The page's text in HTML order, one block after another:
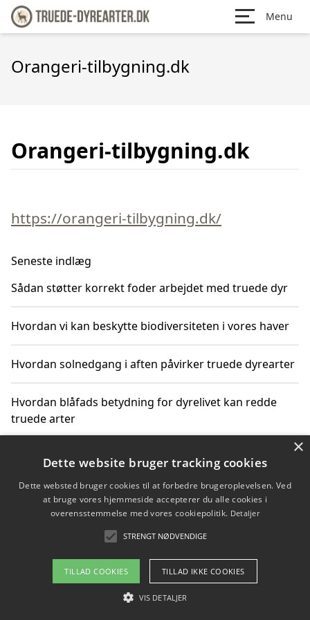
Menu
Orangeri-tilbygning.dk
Orangeri-tilbygning.dk
https://orangeri-tilbygning.dk/
Seneste indlæg
Sådan støtter korrekt foder arbejdet med truede dyr
Hvordan vi kan beskytte biodiversiteten i vores haver
Hvordan solnedgang i aften påvirker truede dyrearter
Hvordan blåfads betydning for dyrelivet kan redde
truede arter
Hvordan kan gaver til unge voksne støtte bevarelsen
Copyright 2026 - Pilanto Aps
Om / kontakt
Blog Betingelser
×
Dette website bruger tracking cookies
Dette websted bruger cookies til at forbedre brugeroplevelsen. Ved
at bruge vores hjemmeside accepterer du alle cookies i
overensstemmelse med vores cookiepolitik. Detaljer
STRENGT NØDVENDIGE
TILLAD COOKIES TILLAD IKKE COOKIES
VIS DETALJER